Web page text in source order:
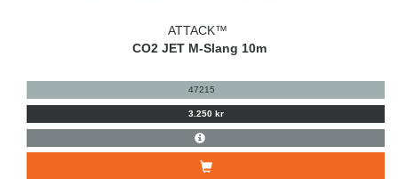
ATTACK™
CO2 JET M-Slang 10m
47215
3.250 kr